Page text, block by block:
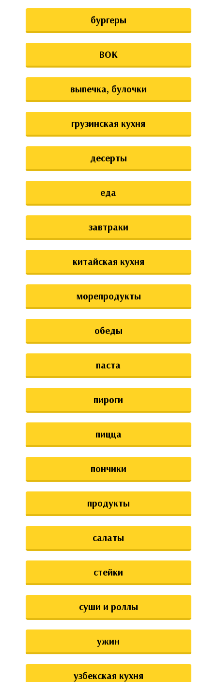
бургеры
ВОК
выпечка, булочки
грузинская кухня
десерты
еда
завтраки
китайская кухня
морепродукты
обеды
паста
пироги
пицца
пончики
продукты
салаты
стейки
суши и роллы
ужин
узбекская кухня